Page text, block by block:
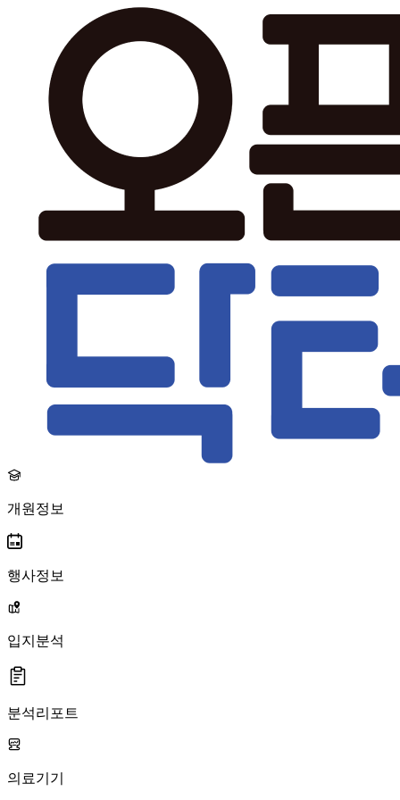
개원정보
행사정보
입지분석
분석리포트
의료기기